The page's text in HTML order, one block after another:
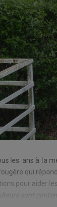
les ans à la
qui
pour aider